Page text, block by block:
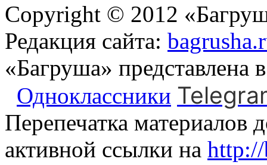
Copyright © 2012
Редакция сайта:
«Багруша» представлена
Одноклассники
Перепечатка материалов
активной ссылки на http://